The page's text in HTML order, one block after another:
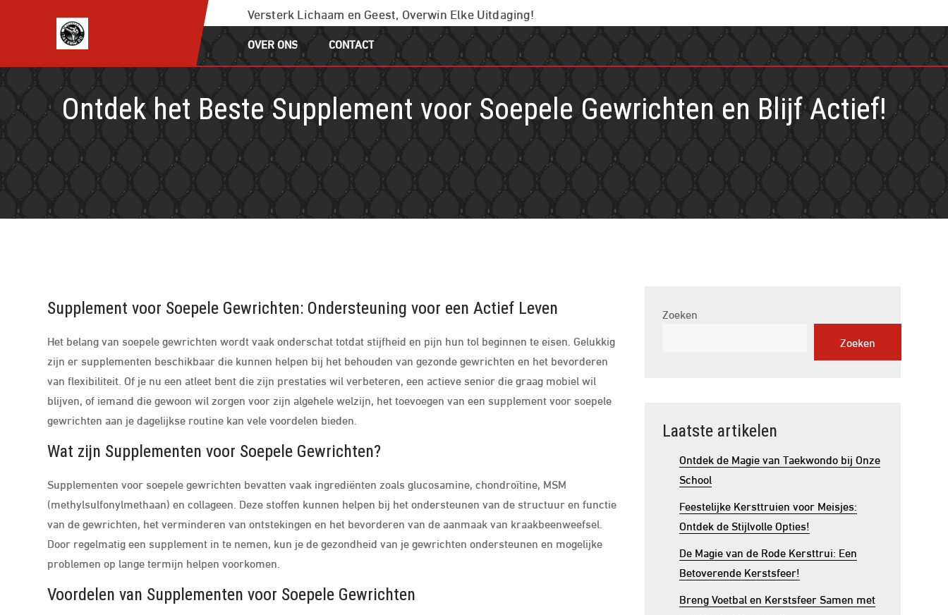
inhoud
Versterk Lichaam en Geest, Overwin Elke Uitdaging!
OVER ONS CONTACT
Ontdek het Beste Supplement voor Soepele Gewrichten en Blijf Actief!
Supplement voor Soepele Gewrichten: Ondersteuning voor een Actief Leven
Het belang van soepele gewrichten wordt vaak onderschat totdat stijfheid en pijn hun tol beginnen te eisen. Gelukkig
zijn er supplementen beschikbaar die kunnen helpen bij het behouden van gezonde gewrichten en het bevorderen
van flexibiliteit. Of je nu een atleet bent die zijn prestaties wil verbeteren, een actieve senior die graag mobiel wil
blijven, of iemand die gewoon wil zorgen voor zijn algehele welzijn, het toevoegen van een supplement voor soepele
gewrichten aan je dagelijkse routine kan vele voordelen bieden.
Wat zijn Supplementen voor Soepele Gewrichten?
Supplementen voor soepele gewrichten bevatten vaak ingrediënten zoals glucosamine, chondroïtine, MSM
(methylsulfonylmethaan) en collageen. Deze stoffen kunnen helpen bij het ondersteunen van de structuur en functie
van de gewrichten, het verminderen van ontstekingen en het bevorderen van de aanmaak van kraakbeenweefsel.
Door regelmatig een supplement in te nemen, kun je de gezondheid van je gewrichten ondersteunen en mogelijke
problemen op lange termijn helpen voorkomen.
Voordelen van Supplementen voor Soepele Gewrichten
Zoeken
Zoeken
Laatste artikelen
Ontdek de Magie van Taekwondo bij Onze
School
Feestelijke Kersttruien voor Meisjes:
Ontdek de Stijlvolle Opties!
De Magie van de Rode Kersttrui: Een
Betoverende Kerstsfeer!
Breng Voetbal en Kerstsfeer Samen met